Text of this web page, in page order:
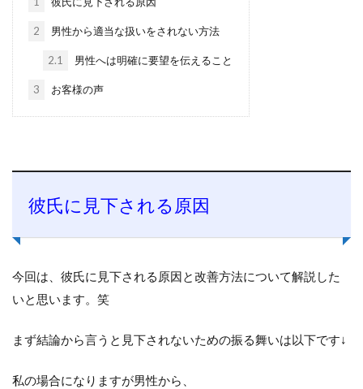
2 男性から適当な扱いをされない方法
2.1 男性へは明確に要望を伝えること
3 お客様の声
彼氏に見下される原因
今回は、彼氏に見下される原因と改善方法について解説した
いと思います。笑
まず結論から言うと見下されないための振る舞いは以下です↓
私の場合になりますが男性から、